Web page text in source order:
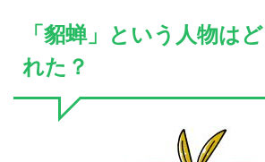
「貂蝉」という人物は
れた？